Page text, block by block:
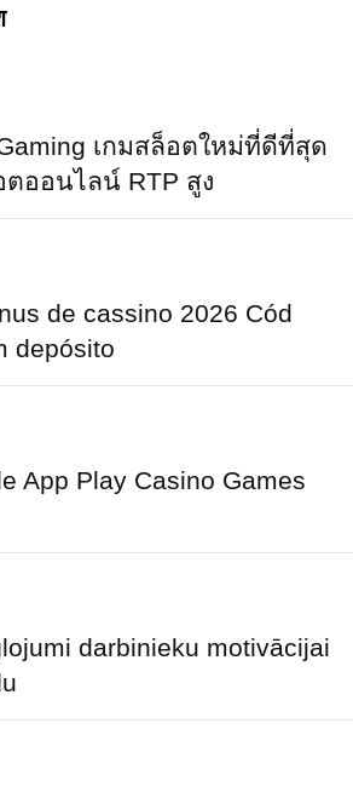
เกมสล็อตใหม่ที่ดีที่สุด
ตออนไลน์ RTP สูง
de cassino 2026 Cód
depósito
App Play Casino Games
darbinieku motivācijai